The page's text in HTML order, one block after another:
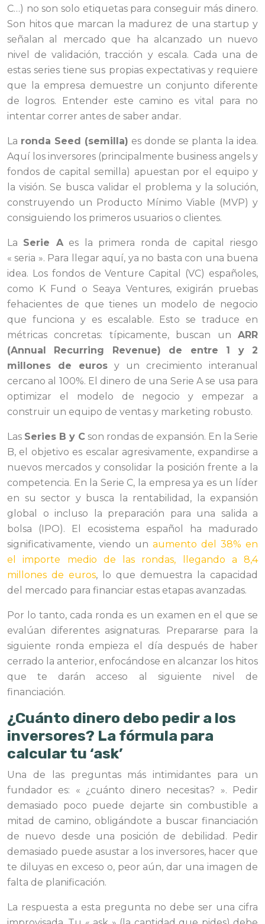
C…) no son solo etiquetas para conseguir más dinero.
Son hitos que marcan la madurez de una startup y
señalan al mercado que ha alcanzado un nuevo
nivel de validación, tracción y escala. Cada una de
estas series tiene sus propias expectativas y requiere
que la empresa demuestre un conjunto diferente
de logros. Entender este camino es vital para no
intentar correr antes de saber andar.
La ronda Seed (semilla) es donde se planta la idea.
Aquí los inversores (principalmente business angels y
fondos de capital semilla) apuestan por el equipo y
la visión. Se busca validar el problema y la solución,
construyendo un Producto Mínimo Viable (MVP) y
consiguiendo los primeros usuarios o clientes.
La Serie Aes la primera ronda de capital riesgo
« seria ». Para llegar aquí, ya no basta con una buena
idea. Los fondos de Venture Capital (VC) españoles,
como K Fund o Seaya Ventures, exigirán pruebas
fehacientes de que tienes un modelo de negocio
que funciona y es escalable. Esto se traduce en
métricas concretas: típicamente, buscan un ARR
(Annual Recurring Revenue) de entre 1 y 2
millones de euros y un crecimiento interanual
cercano al 100%. El dinero de una Serie A se usa para
optimizar el modelo de negocio y empezar a
construir un equipo de ventas y marketing robusto.
Las Series B y C son rondas de expansión. En la Serie
B, el objetivo es escalar agresivamente, expandirse a
nuevos mercados y consolidar la posición frente a la
competencia. En la Serie C, la empresa ya es un líder
en su sector y busca la rentabilidad, la expansión
global o incluso la preparación para una salida a
bolsa (IPO). El ecosistema español ha madurado
significativamente, viendo un aumento del 38% en
el importe medio de las rondas, llegando a 8,4
millones de euros, lo que demuestra la capacidad
del mercado para financiar estas etapas avanzadas.
Por lo tanto, cada ronda es un examen en el que se
evalúan diferentes asignaturas. Prepararse para la
siguiente ronda empieza el día después de haber
cerrado la anterior, enfocándose en alcanzar los hitos
que te darán acceso al siguiente nivel de
financiación.
¿Cuánto dinero debo pedir a los
inversores? La fórmula para
calcular tu ‘ask’
Una de las preguntas más intimidantes para un
fundador es: « ¿cuánto dinero necesitas? ». Pedir
demasiado poco puede dejarte sin combustible a
mitad de camino, obligándote a buscar financiación
de nuevo desde una posición de debilidad. Pedir
demasiado puede asustar a los inversores, hacer que
te diluyas en exceso o, peor aún, dar una imagen de
falta de planificación.
La respuesta a esta pregunta no debe ser una cifra